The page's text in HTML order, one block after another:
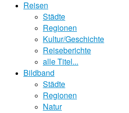
Reisen
Städte
Regionen
Kultur/Geschichte
Reiseberichte
alle Titel...
Bildband
Städte
Regionen
Natur